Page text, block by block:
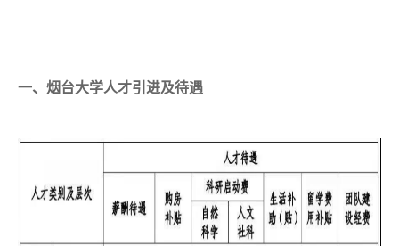
一、烟台大学人才引进及待遇